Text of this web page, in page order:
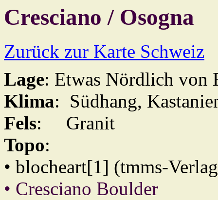
Cresciano / Osogna
Zurück zur Karte Schweiz
Lage: Etwas Nördlich von
Klima: Südhang,
Fels: Granit
Topo:
• blocheart[1] (tmms-
• Cresciano Boulder